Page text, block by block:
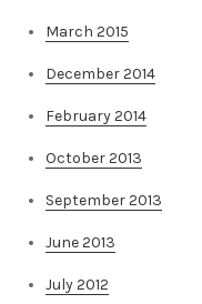
March 2015
December 2014
February 2014
October 2013
September 2013
June 2013
July 2012